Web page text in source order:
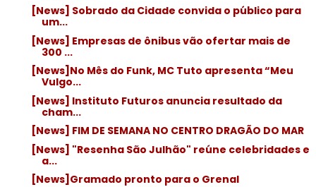
[News] Sobrado da Cidade convida o público para
um...
[News] Empresas de ônibus vão ofertar mais de
300 ...
[News]No Mês do Funk, MC Tuto apresenta “Meu
Vulgo...
[News] Instituto Futuros anuncia resultado da
cham...
[News] FIM DE SEMANA NO CENTRO DRAGÃO DO MAR
[News] "Resenha São Julhão" reúne celebridades e
a...
[News]Gramado pronto para o Grenal